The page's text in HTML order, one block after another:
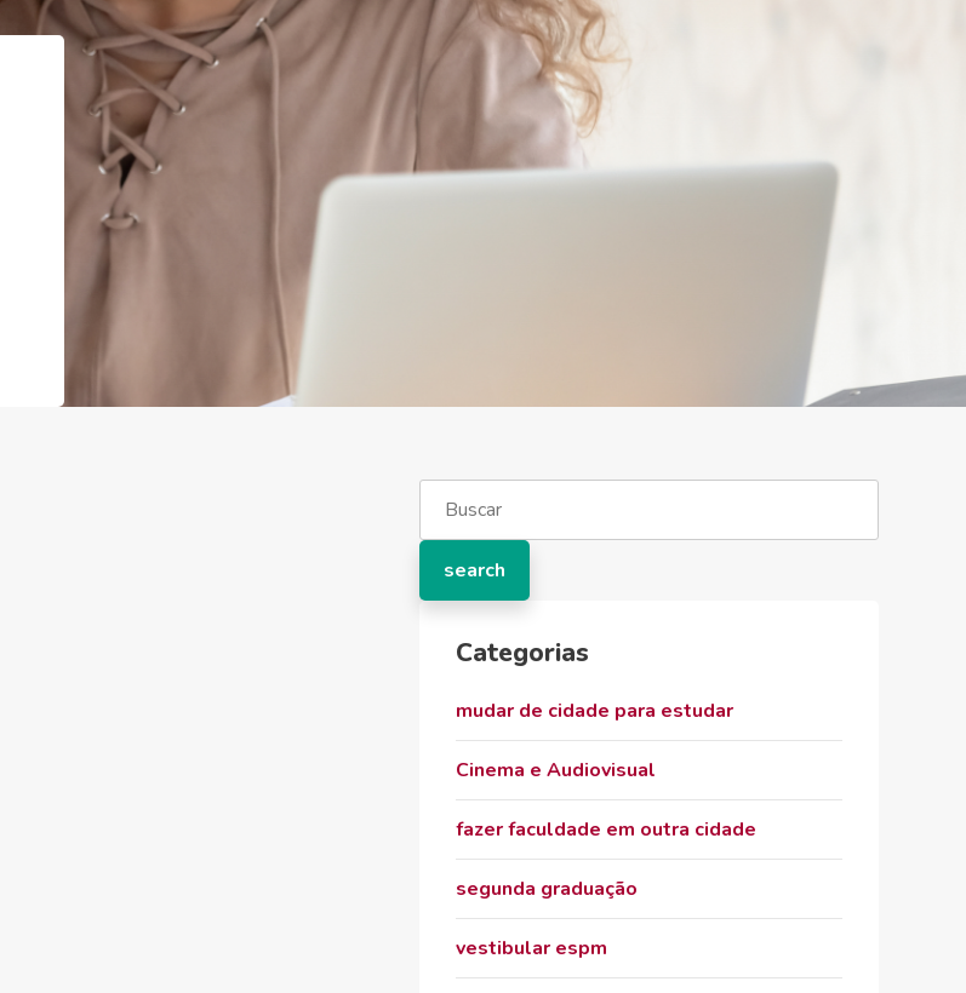
Categorias
mudar de cidade para estudar
Cinema e Audiovisual
fazer faculdade em outra cidade
segunda graduação
vestibular espm